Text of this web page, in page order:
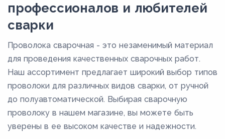
профессионалов и любителей
сварки
Проволока сварочная - это незаменимый материал
для проведения качественных сварочных работ.
Наш ассортимент предлагает широкий выбор типов
проволоки для различных видов сварки, от ручной
до полуавтоматической. Выбирая сварочную
проволоку в нашем магазине, вы можете быть
уверены в ее высоком качестве и надежности.